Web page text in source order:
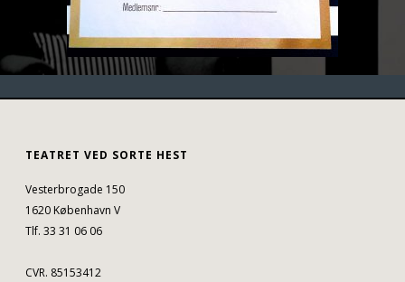
TEATRET VED SORTE HEST
Vesterbrogade 150
1620 København V
Tlf. 33 31 06 06
CVR. 85153412